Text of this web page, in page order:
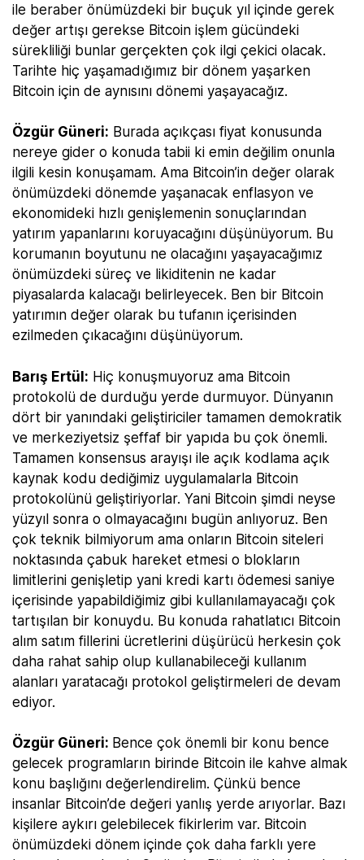
ile beraber önümüzdeki bir buçuk yıl içinde gerek
değer artışı gerekse Bitcoin işlem gücündeki
sürekliliği bunlar gerçekten çok ilgi çekici olacak.
Tarihte hiç yaşamadığımız bir dönem yaşarken
Bitcoin için de aynısını dönemi yaşayacağız.
Özgür Güneri: Burada açıkçası fiyat konusunda
nereye gider o konuda tabii ki emin değilim onunla
ilgili kesin konuşamam. Ama Bitcoin’in değer olarak
önümüzdeki dönemde yaşanacak enflasyon ve
ekonomideki hızlı genişlemenin sonuçlarından
yatırım yapanlarını koruyacağını düşünüyorum. Bu
korumanın boyutunu ne olacağını yaşayacağımız
önümüzdeki süreç ve likiditenin ne kadar
piyasalarda kalacağı belirleyecek. Ben bir Bitcoin
yatırımın değer olarak bu tufanın içerisinden
ezilmeden çıkacağını düşünüyorum.
Barış Ertül: Hiç konuşmuyoruz ama Bitcoin
protokolü de durduğu yerde durmuyor. Dünyanın
dört bir yanındaki geliştiriciler tamamen demokratik
ve merkeziyetsiz şeffaf bir yapıda bu çok önemli.
Tamamen konsensus arayışı ile açık kodlama açık
kaynak kodu dediğimiz uygulamalarla Bitcoin
protokolünü geliştiriyorlar. Yani Bitcoin şimdi neyse
yüzyıl sonra o olmayacağını bugün anlıyoruz. Ben
çok teknik bilmiyorum ama onların Bitcoin siteleri
noktasında çabuk hareket etmesi o blokların
limitlerini genişletip yani kredi kartı ödemesi saniye
içerisinde yapabildiğimiz gibi kullanılamayacağı çok
tartışılan bir konuydu. Bu konuda rahatlatıcı Bitcoin
alım satım fillerini ücretlerini düşürücü herkesin çok
daha rahat sahip olup kullanabileceği kullanım
alanları yaratacağı protokol geliştirmeleri de devam
ediyor.
Özgür Güneri: Bence çok önemli bir konu bence
gelecek programların birinde Bitcoin ile kahve almak
konu başlığını değerlendirelim. Çünkü bence
insanlar Bitcoin’de değeri yanlış yerde arıyorlar. Bazı
kişilere aykırı gelebilecek fikirlerim var. Bitcoin
önümüzdeki dönem içinde çok daha farklı yere